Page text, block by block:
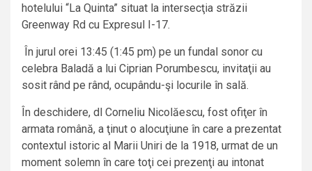
hotelului “La Quinta” situat la intersecţia străzii
Greenway Rd cu Expresul I-17.
În jurul orei 13:45 (1:45 pm) pe un fundal sonor cu
celebra Baladă a lui Ciprian Porumbescu, invitaţii au
sosit rând pe rând, ocupându-şi locurile în sală.
În deschidere, dl Corneliu Nicolăescu, fost ofiţer în
armata română, a ţinut o alocuţiune în care a prezentat
contextul istoric al Marii Uniri de la 1918, urmat de un
moment solemn în care toţi cei prezenţi au intonat